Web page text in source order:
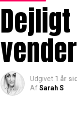
Dejligt
Udgivet 1 år
AfSarah S